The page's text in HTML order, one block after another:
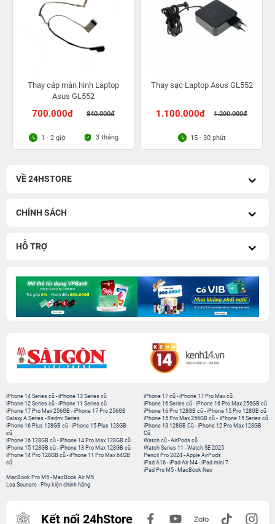
Thay cáp màn hình Laptop
Asus GL552
700.000đ 840.000đ
1 - 2 giờ 3 tháng
Thay sạc Laptop Asus GL552
1.100.000đ 1.200.000đ
15 - 30 phút
VỀ 24HSTORE
CHÍNH SÁCH
HỖ TRỢ
iPhone 14 Series cũ -iPhone 13 Series cũ
iPhone 12 Series cũ -iPhone 11 Series cũ
iPhone 17 Pro Max 256GB -iPhone 17 Pro 256GB
Galaxy A Series - Redmi Series
iPhone 17 cũ -iPhone 17 Pro Max cũ
iPhone 16 Series cũ - iPhone 16 Pro Max 256GB cũ
iPhone 16 Pro 128GB cũ -iPhone 15 Pro 128GB cũ
iPhone 15 Pro Max 256GB cũ - iPhone 15 Series cũ
iPhone 16 Plus 128GB cũ -iPhone 15 Plus 128GB
cũ
iPhone 16 128GB cũ -iPhone 14 Pro Max 128GB cũ
iPhone 15 128GB cũ -iPhone 13 Pro Max 128GB cũ
iPhone 14 Pro 128GB cũ -iPhone 11 Pro Max 64GB
cũ
iPhone 13 128GB Cũ -iPhone 12 Pro Max 128GB
Cũ
Watch cũ -AirPods cũ
Watch Series 11 -Watch SE 2025
Pencil Pro 2024 -Apple AirPods
iPad A16 -iPad Air M4 -iPad mini 7
iPad Pro M5 - MacBook Neo
MacBook Pro M5 - MacBook Air M5
Loa Sounarc - Phụ kiện chính hãng
Kết nối 24hStore